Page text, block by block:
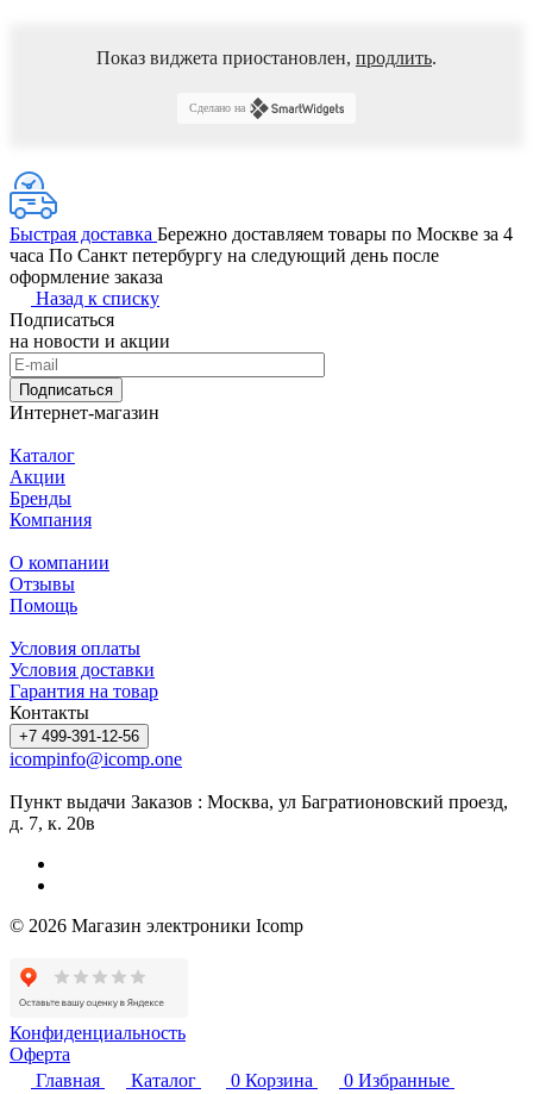
Показ виджета приостановлен, продлить.
Сделано на
Быстрая доставка Бережно доставляем товары по Москве за 4
часа По Санкт петербургу на следующий день после
оформление заказа
Назад к списку
Подписаться
на новости и акции
Подписаться
Интернет-магазин
Каталог
Акции
Бренды
Компания
О компании
Отзывы
Помощь
Условия оплаты
Условия доставки
Гарантия на товар
Контакты
+7 499-391-12-56
icompinfo@icomp.one
Пункт выдачи Заказов : Москва, ул Багратионовский проезд,
д. 7, к. 20в
© 2026 Магазин электроники Icomp
Конфиденциальность
Оферта
Главная
Каталог 0 Корзина 0 Избранные